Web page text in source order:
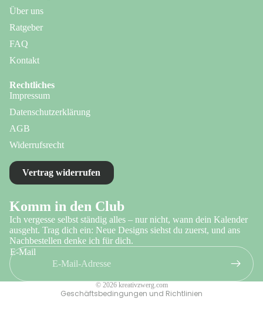
Über uns
Ratgeber
FAQ
Kontakt
Rechtliches
Impressum
Datenschutzerklärung
AGB
Widerrufsrecht
Vertrag widerrufen
Komm in den Club
Ich vergesse selbst ständig alles – nur nicht, wann dein Kalender
ausgeht. Trag dich ein: Neue Designs siehst du zuerst, und ans
Nachbestellen denke ich für dich.
E-Mail
© 2026 kreativzwerg.com
Geschäftsbedingungen und Richtlinien
Impressum
AGB
Widerrufsrecht
Kontaktinformationen
Versand